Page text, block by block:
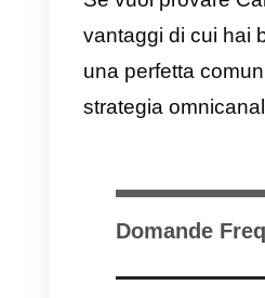
di limitazioni,
questi tipi di
clienti che ne